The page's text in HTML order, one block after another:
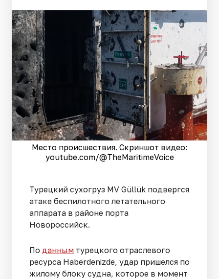
Место происшествия. Скриншот видео:
youtube.com/@TheMaritimeVoice
Турецкий сухогруз MV Güllük подвергся
атаке беспилотного летательного
аппарата в районе порта
Новороссийск.
По данным турецкого отраслевого
ресурса Haberdenizde, удар пришелся по
жилому блоку судна, которое в момент